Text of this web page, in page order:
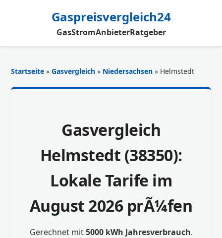
Gaspreisvergleich24
GasStromAnbieterRatgeber
Startseite »Gasvergleich » Niedersachsen » Helmstedt
Gasvergleich
Helmstedt (38350):
Lokale Tarife im
August 2026 prÃ¼fen
Gerechnet mit5000 kWh Jahresverbrauch.